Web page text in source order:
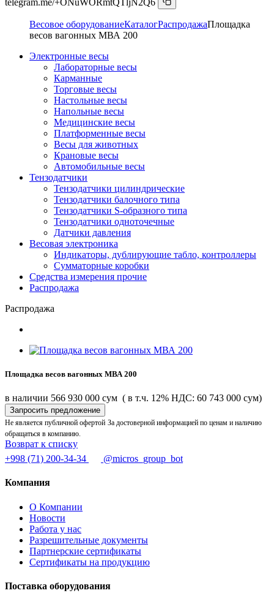
Весовое оборудованиеКаталогРаспродажаПлощадка
весов вагонных МВА 200
Электронные весы
Лабораторные весы
Карманные
Торговые весы
Настольные весы
Напольные весы
Медицинские весы
Платформенные весы
Весы для животных
Крановые весы
Автомобильные весы
Тензодатчики
Тензодатчики цилиндрические
Тензодатчики балочного типа
Тензодатчики S-образного типа
Тензодатчики одноточечные
Датчики давления
Весовая электроника
Индикаторы, дублирующие табло, контроллеры
Сумматорные коробки
Средства измерения прочие
Распродажа
Распродажа
Площадка весов вагонных МВА 200
в наличии 566 930 000 сум ( в т.ч. 12% НДС: 60 743 000 сум)
Запросить предложение
Не является публичной офертой За достоверной информацией по ценам и наличию
обращаться в компанию.
Возврат к списку
+998 (71) 200-34-34
@micros_group_bot
Компания
О Компании
Новости
Работа у нас
Разрешительные документы
Партнерские сертификаты
Сертификаты на продукцию
Поставка оборудования